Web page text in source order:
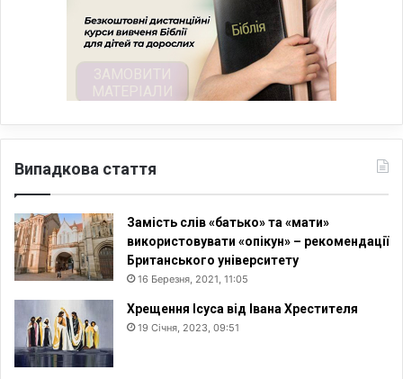
Випадкова стаття
Замість слів «батько» та «мати»
використовувати «опікун» – рекомендації
Британського університету
16 Березня, 2021, 11:05
Хрещення Ісуса від Івана Хрестителя
19 Січня, 2023, 09:51